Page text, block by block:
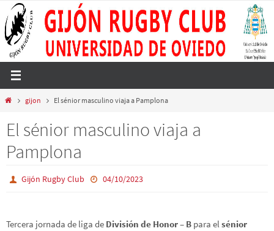
al
contenido
Iniciogijon El sénior masculino viaja a Pamplona
El sénior masculino viaja a
Pamplona
Gijón Rugby Club 04/10/2023
Tercera jornada de liga de División de Honor – B para elsénior